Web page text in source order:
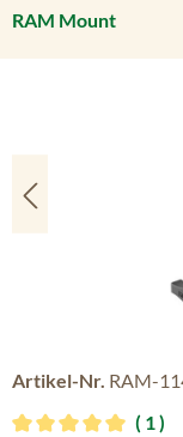
RAM Mount
Bildergalerie
Artikel-Nr. RAM-
1